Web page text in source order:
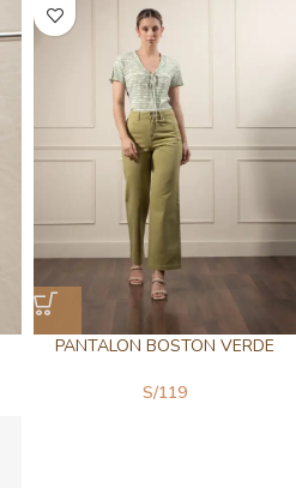
PANTALON BOSTON VERDE
S/119